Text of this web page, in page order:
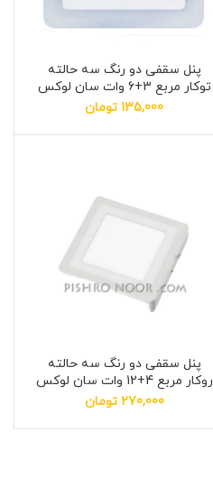
پنل سقفی دو رنگ سه حالته
توكار مربع 3+6 وات سان لوکس
135,000 تومان
پنل سقفی دو رنگ سه حالته
روكار مربع 4+12 وات سان لوکس
270,000 تومان